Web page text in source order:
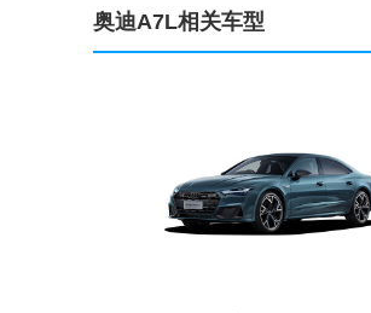
长度(mm)： 5076
奥迪A7L相关车型